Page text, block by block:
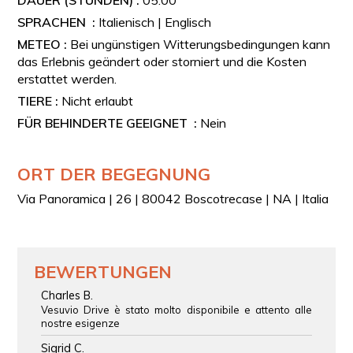
an nicht im Kalender aufgeführten Tagen – durch den
eigenständigen Erwerb des Eintrittstickets für den
Nationalpark Vesuv.
SPRACHEN : Italienisch | Englisch
METEO : Bei ungünstigen Witterungsbedingungen kann
das Erlebnis geändert oder storniert und die Kosten
erstattet werden.
TIERE : Nicht erlaubt
FÜR BEHINDERTE GEEIGNET : Nein
ORT DER BEGEGNUNG
Via Panoramica | 26 | 80042 Boscotrecase | NA | Italia
BEWERTUNGEN
Charles B.
Vesuvio Drive è stato molto disponibile e attento alle
nostre esigenze
Sigrid C.